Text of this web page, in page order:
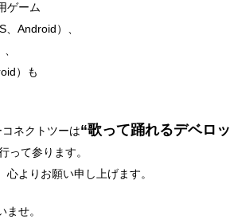
ゲーム
、Android）、
）も
ネクトツーは“歌って踊れるデベロッ
って参ります。
よりお願い申し上げます。
せ。